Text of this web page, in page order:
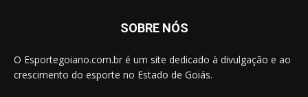
SOBRE NÓS
O Esportegoiano.com.br é um site dedicado à divulgação e ao
crescimento do esporte no Estado de Goiás.